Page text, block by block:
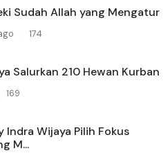
Sudah Allah yang Mengatur
174
Salurkan 210 Hewan Kurban
169
Indra Wijaya Pilih Fokus
M...